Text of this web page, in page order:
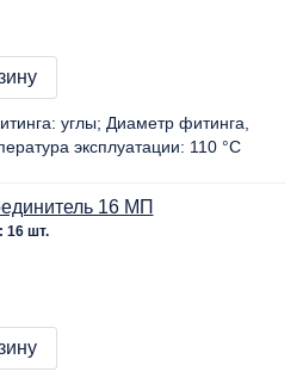
углы
Диаметр фитинга,
эксплуатации: 110 °C
16 МП
16 шт.